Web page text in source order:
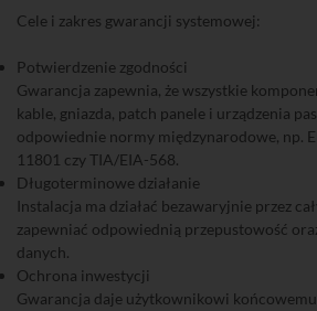
Cele i zakres gwarancji systemowej:
Potwierdzenie zgodności
Gwarancja zapewnia, że wszystkie
kable, gniazda, patch panele i urządzenia
odpowiednie normy międzynarodowe, np.
11801 czy TIA/EIA-568.
Długoterminowe działanie
Instalacja ma działać bezawaryjnie przez
zapewniać odpowiednią przepustowość
danych.
Ochrona inwestycji
Gwarancja daje użytkownikowi